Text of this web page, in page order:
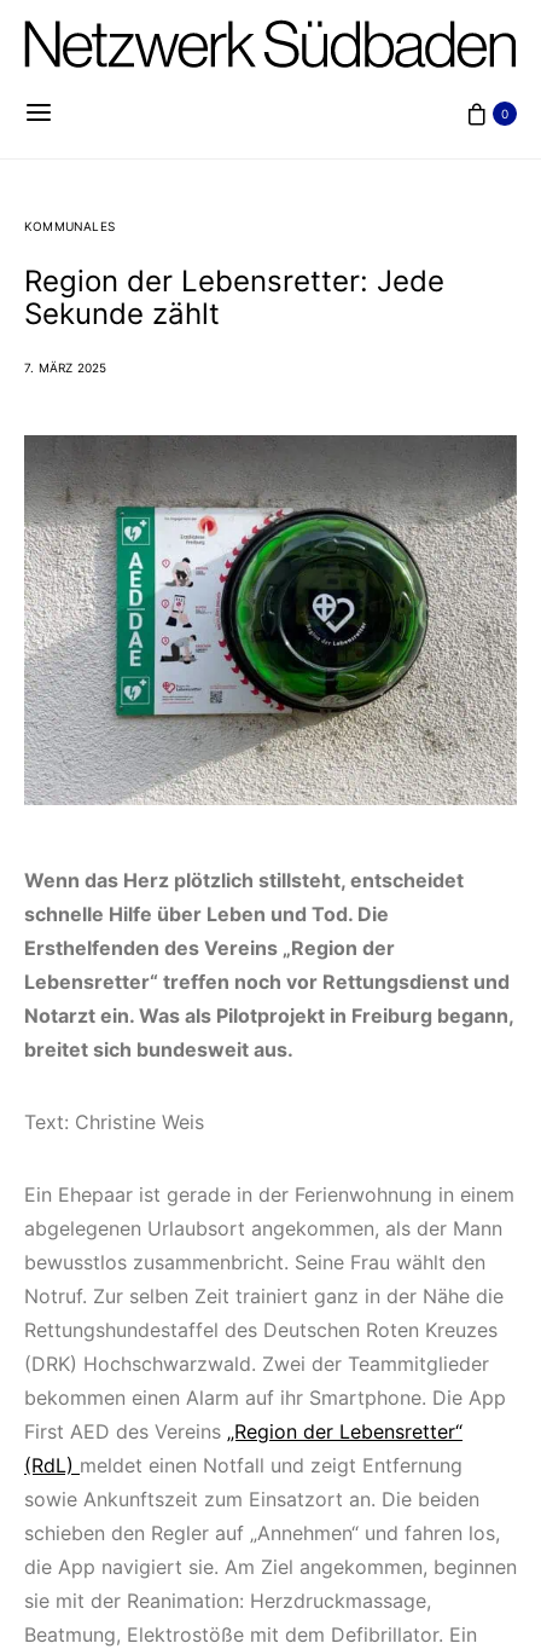
0
KOMMUNALES
Region der Lebensretter: Jede
Sekunde zählt
7. MÄRZ 2025
Wenn das Herz plötzlich stillsteht, entscheidet
schnelle Hilfe über Leben und Tod. Die
Ersthelfenden des Vereins „Region der
Lebensretter“ treffen noch vor Rettungsdienst und
Notarzt ein. Was als Pilotprojekt in Freiburg begann,
breitet sich bundesweit aus.
Text: Christine Weis
Ein Ehepaar ist gerade in der Ferienwohnung in einem
abgelegenen Urlaubsort angekommen, als der Mann
bewusstlos zusammenbricht. Seine Frau wählt den
Notruf. Zur selben Zeit trainiert ganz in der Nähe die
Rettungshundestaffel des Deutschen Roten Kreuzes
(DRK) Hochschwarzwald. Zwei der Teammitglieder
bekommen einen Alarm auf ihr Smartphone. Die App
First AED des Vereins „Region der Lebensretter“
(RdL) meldet einen Notfall und zeigt Entfernung
sowie Ankunftszeit zum Einsatzort an. Die beiden
schieben den Regler auf „Annehmen“ und fahren los,
die App navigiert sie. Am Ziel angekommen, beginnen
sie mit der Reanimation: Herzdruckmassage,
Beatmung, Elektrostöße mit dem Defibrillator. Ein